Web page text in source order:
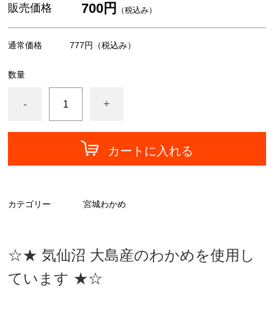
販売価格 700円 （税込み）
通常価格 777円 （税込み）
数量
- +
カートに入れる
カテゴリー 宮城わかめ
☆★ 気仙沼 大島産のわかめを使用し
ています ★☆